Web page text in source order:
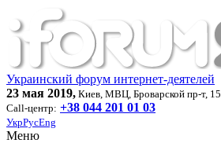
Украинский форум интернет-деятелей
23 мая 2019, Киев, МВЦ, Броварской пр-т, 15
Call-центр: +38 044 201 01 03
УкрРусEng
Меню